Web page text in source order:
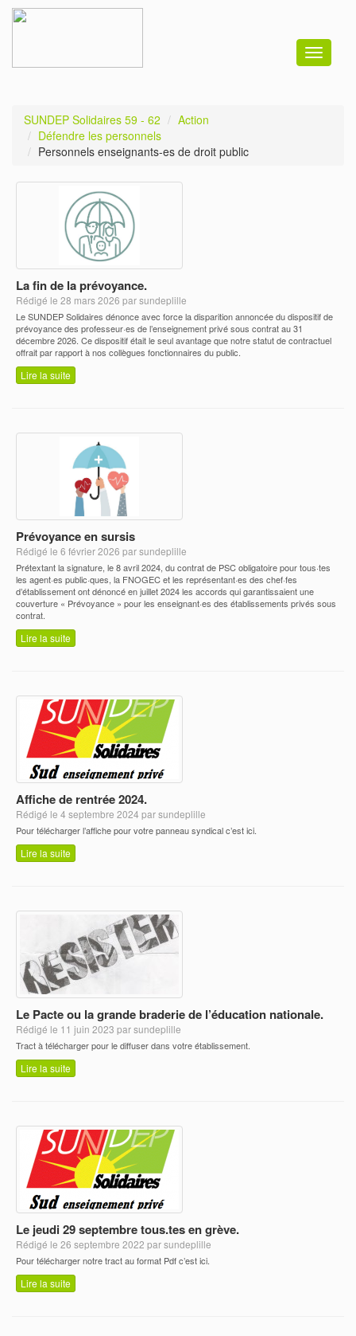
Toggle
SUNDEP Solidaires 59 - 62
Action
Défendre les personnels
Personnels enseignants-es de droit public
La fin de la prévoyance.
Rédigé le 28 mars 2026 par sundeplille
Le SUNDEP Solidaires dénonce avec force la disparition annoncée du dispositif de
prévoyance des professeur·es de l’enseignement privé sous contrat au 31
décembre 2026. Ce dispositif était le seul avantage que notre statut de contractuel
offrait par rapport à nos collègues fonctionnaires du public.
Lire la suite
Prévoyance en sursis
Rédigé le 6 février 2026 par sundeplille
Prétextant la signature, le 8 avril 2024, du contrat de PSC obligatoire pour tous·tes
les agent·es public·ques, la FNOGEC et les représentant·es des chef·fes
d’établissement ont dénoncé en juillet 2024 les accords qui garantissaient une
couverture « Prévoyance » pour les enseignant·es des établissements privés sous
contrat.
Lire la suite
Affiche de rentrée 2024.
Rédigé le 4 septembre 2024 par sundeplille
Pour télécharger l’affiche pour votre panneau syndical c’est ici.
Lire la suite
Le Pacte ou la grande braderie de l’éducation nationale.
Rédigé le 11 juin 2023 par sundeplille
Tract à télécharger pour le diffuser dans votre établissement.
Lire la suite
Le jeudi 29 septembre tous.tes en grève.
Rédigé le 26 septembre 2022 par sundeplille
Pour télécharger notre tract au format Pdf c’est ici.
Lire la suite